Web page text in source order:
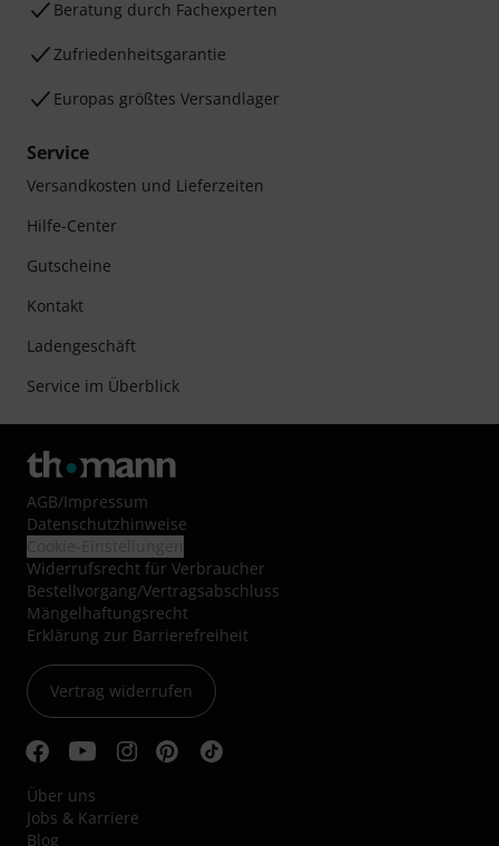
Beratung durch Fachexperten
Zufriedenheitsgarantie
Europas größtes Versandlager
Service
Versandkosten und Lieferzeiten
Hilfe-Center
Gutscheine
Kontakt
Ladengeschäft
Service im Überblick
AGB/Impressum
Datenschutzhinweise
Widerrufsrecht für Verbraucher
Bestellvorgang/Vertragsabschluss
Mängelhaftungsrecht
Erklärung zur Barrierefreiheit
Vertrag widerrufen
Über uns
Jobs & Karriere
Blog